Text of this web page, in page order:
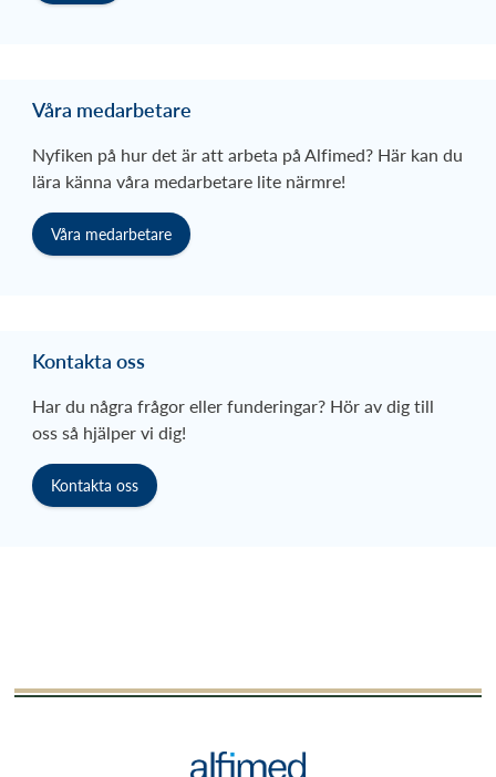
Våra medarbetare
Nyfiken på hur det är att arbeta på Alfimed? Här kan du
lära känna våra medarbetare lite närmre!
Våra medarbetare
Kontakta oss
Har du några frågor eller funderingar? Hör av dig till
oss så hjälper vi dig!
Kontakta oss